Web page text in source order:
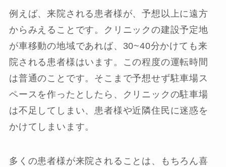
例えば、来院される患者様が、予想以上に遠方
からみえることです。クリニックの建設予定地
が車移動の地域であれば、30~40分かけても来
院される患者様はいます。この程度の運転時間
は普通のことです。そこまで予想せず駐車場ス
ペースを作ったとしたら、クリニックの駐車場
は不足してしまい、患者様や近隣住民に迷惑を
かけてしまいます。
多くの患者様が来院されることは、もちろん喜